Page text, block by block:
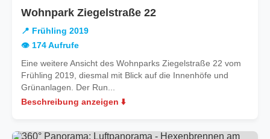
Wohnpark Ziegelstraße 22
📍 Frühling 2019
👁️ 174 Aufrufe
Eine weitere Ansicht des Wohnparks Ziegelstraße 22 vom
Frühling 2019, diesmal mit Blick auf die Innenhöfe und
Grünanlagen. Der Run...
Beschreibung anzeigen ⬇️